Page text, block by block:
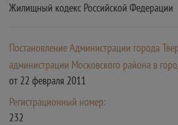
Жилищный кодекс Российской Федерации
Постановление Администрации города
администрации Московского района в
от 22 февраля 2011
Регистрационный номер:
232